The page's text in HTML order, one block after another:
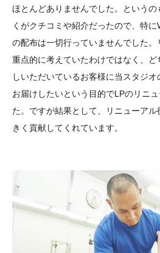
ほとんどありませんでした。という
くがクチコミや紹介だったので、特
の配布は一切行っていませんでした
重点的に考えていたわけではなく、
しいただいているお客様に当スタジ
お届けしたいという目的でLPのリニ
た。ですが結果として、リニューア
きく貢献してくれています。